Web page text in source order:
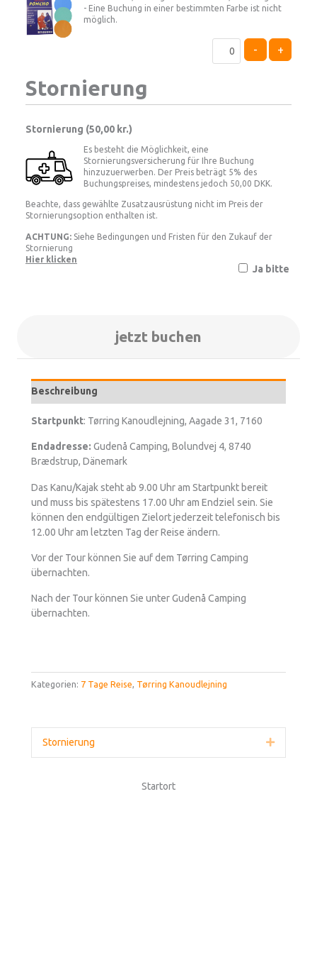
Beschreibung
Startpunkt: Tørring Kanoudlejning, Aagade 31, 7160
Endadresse: Gudenå Camping, Bolundvej 4, 8740
Brædstrup, Dänemark
Das Kanu/Kajak steht ab 9.00 Uhr am Startpunkt bereit
und muss bis spätestens 17.00 Uhr am Endziel sein. Sie
können den endgültigen Zielort jederzeit telefonisch bis
12.00 Uhr am letzten Tag der Reise ändern.
Vor der Tour können Sie auf dem Tørring Camping
übernachten.
Nach der Tour können Sie unter Gudenå Camping
übernachten.
Kategorien: 7 Tage Reise, Tørring Kanoudlejning
Stornierung Erweitern
Startort
- Eine Buchung in einer bestimmten Farbe ist nicht
möglich.
- +
Stornierung
Stornierung (50,00 kr.)
Es besteht die Möglichkeit, eine
Stornierungsversicherung für Ihre Buchung
hinzuzuerwerben. Der Preis beträgt 5% des
Buchungspreises, mindestens jedoch 50,00 DKK.
Beachte, dass gewählte Zusatzausrüstung nicht im Preis der
Stornierungsoption enthalten ist.
ACHTUNG: Siehe Bedingungen und Fristen für den Zukauf der
Stornierung
Hier klicken
Ja bitte
jetzt buchen